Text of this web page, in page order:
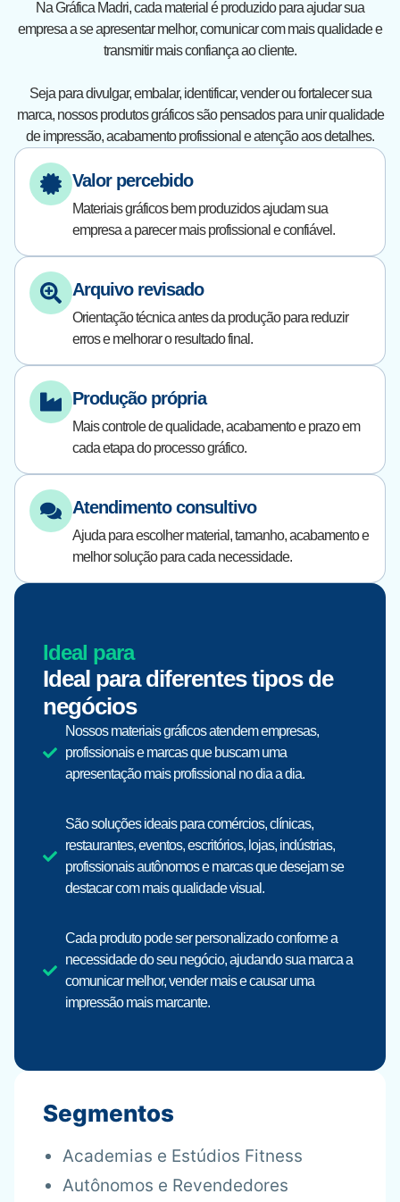
Na Gráfica Madri, cada material é produzido para ajudar sua
empresa a se apresentar melhor, comunicar com mais qualidade e
transmitir mais confiança ao cliente.
Seja para divulgar, embalar, identificar, vender ou fortalecer sua
marca, nossos produtos gráficos são pensados para unir qualidade
de impressão, acabamento profissional e atenção aos detalhes.
Valor percebido
Materiais gráficos bem produzidos ajudam sua
empresa a parecer mais profissional e confiável.
Arquivo revisado
Orientação técnica antes da produção para reduzir
erros e melhorar o resultado final.
Produção própria
Mais controle de qualidade, acabamento e prazo em
cada etapa do processo gráfico.
Atendimento consultivo
Ajuda para escolher material, tamanho, acabamento e
melhor solução para cada necessidade.
Ideal para
Ideal para diferentes tipos de
negócios
Nossos materiais gráficos atendem empresas,
profissionais e marcas que buscam uma
apresentação mais profissional no dia a dia.
São soluções ideais para comércios, clínicas,
restaurantes, eventos, escritórios, lojas, indústrias,
profissionais autônomos e marcas que desejam se
destacar com mais qualidade visual.
Cada produto pode ser personalizado conforme a
necessidade do seu negócio, ajudando sua marca a
comunicar melhor, vender mais e causar uma
impressão mais marcante.
Segmentos
Academias e Estúdios Fitness
Autônomos e Revendedores